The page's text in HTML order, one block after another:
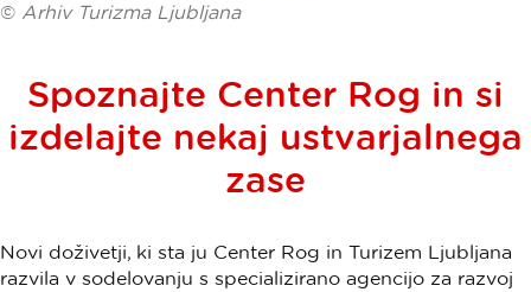
© Arhiv Turizma Ljubljana
Spoznajte Center Rog in si
izdelajte nekaj ustvarjalnega
zase
Novi doživetji, ki sta ju Center Rog in Turizem Ljubljana
razvila v sodelovanju s specializirano agencijo za razvoj